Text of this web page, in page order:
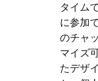
タイム
に参加
のチャ
マイズ
たデザ